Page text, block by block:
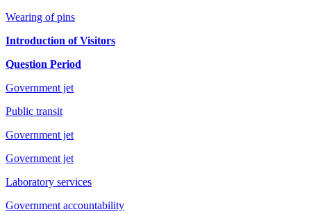
Wearing of pins
Introduction of Visitors
Question Period
Government jet
Public transit
Government jet
Government jet
Laboratory services
Government accountability